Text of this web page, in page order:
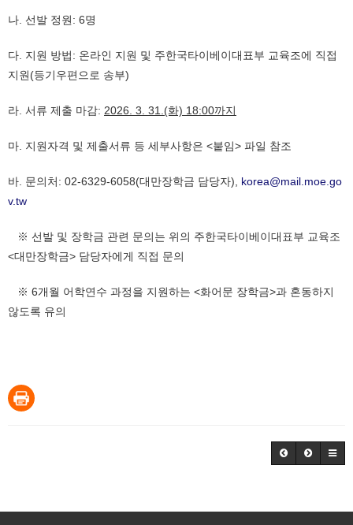
나. 선발 정원: 6명
다. 지원 방법: 온라인 지원 및 주한국타이베이대표부 교육조에 직접
지원(등기우편으로 송부)
라. 서류 제출 마감: 2026. 3. 31.(화) 18:00까지
마. 지원자격 및 제출서류 등 세부사항은 <붙임> 파일 참조
바. 문의처: 02-6329-6058(대만장학금 담당자), korea@mail.moe.go
v.tw
※ 선발 및 장학금 관련 문의는 위의 주한국타이베이대표부 교육조
<대만장학금> 담당자에게 직접 문의
※ 6개월 어학연수 과정을 지원하는 <화어문 장학금>과 혼동하지
않도록 유의